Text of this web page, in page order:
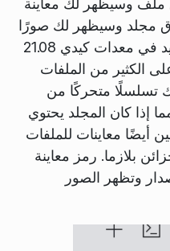
وسيظهر لك معاينة
مجلد وسيظهر لك صورًا
من الملفات التي يحتويها. الجديد في معدات كيدي 21.08
الكثير من الملفات
لك تسلسلًا متحركًا من
إذا كان المجلد يحتوي
أيضًا معاينات للملفات
بلازما. رمز معاينة
وتظهر الصور